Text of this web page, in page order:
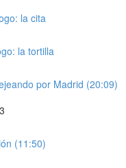
la cita
la tortilla
por Madrid (20:09)
(11:50)